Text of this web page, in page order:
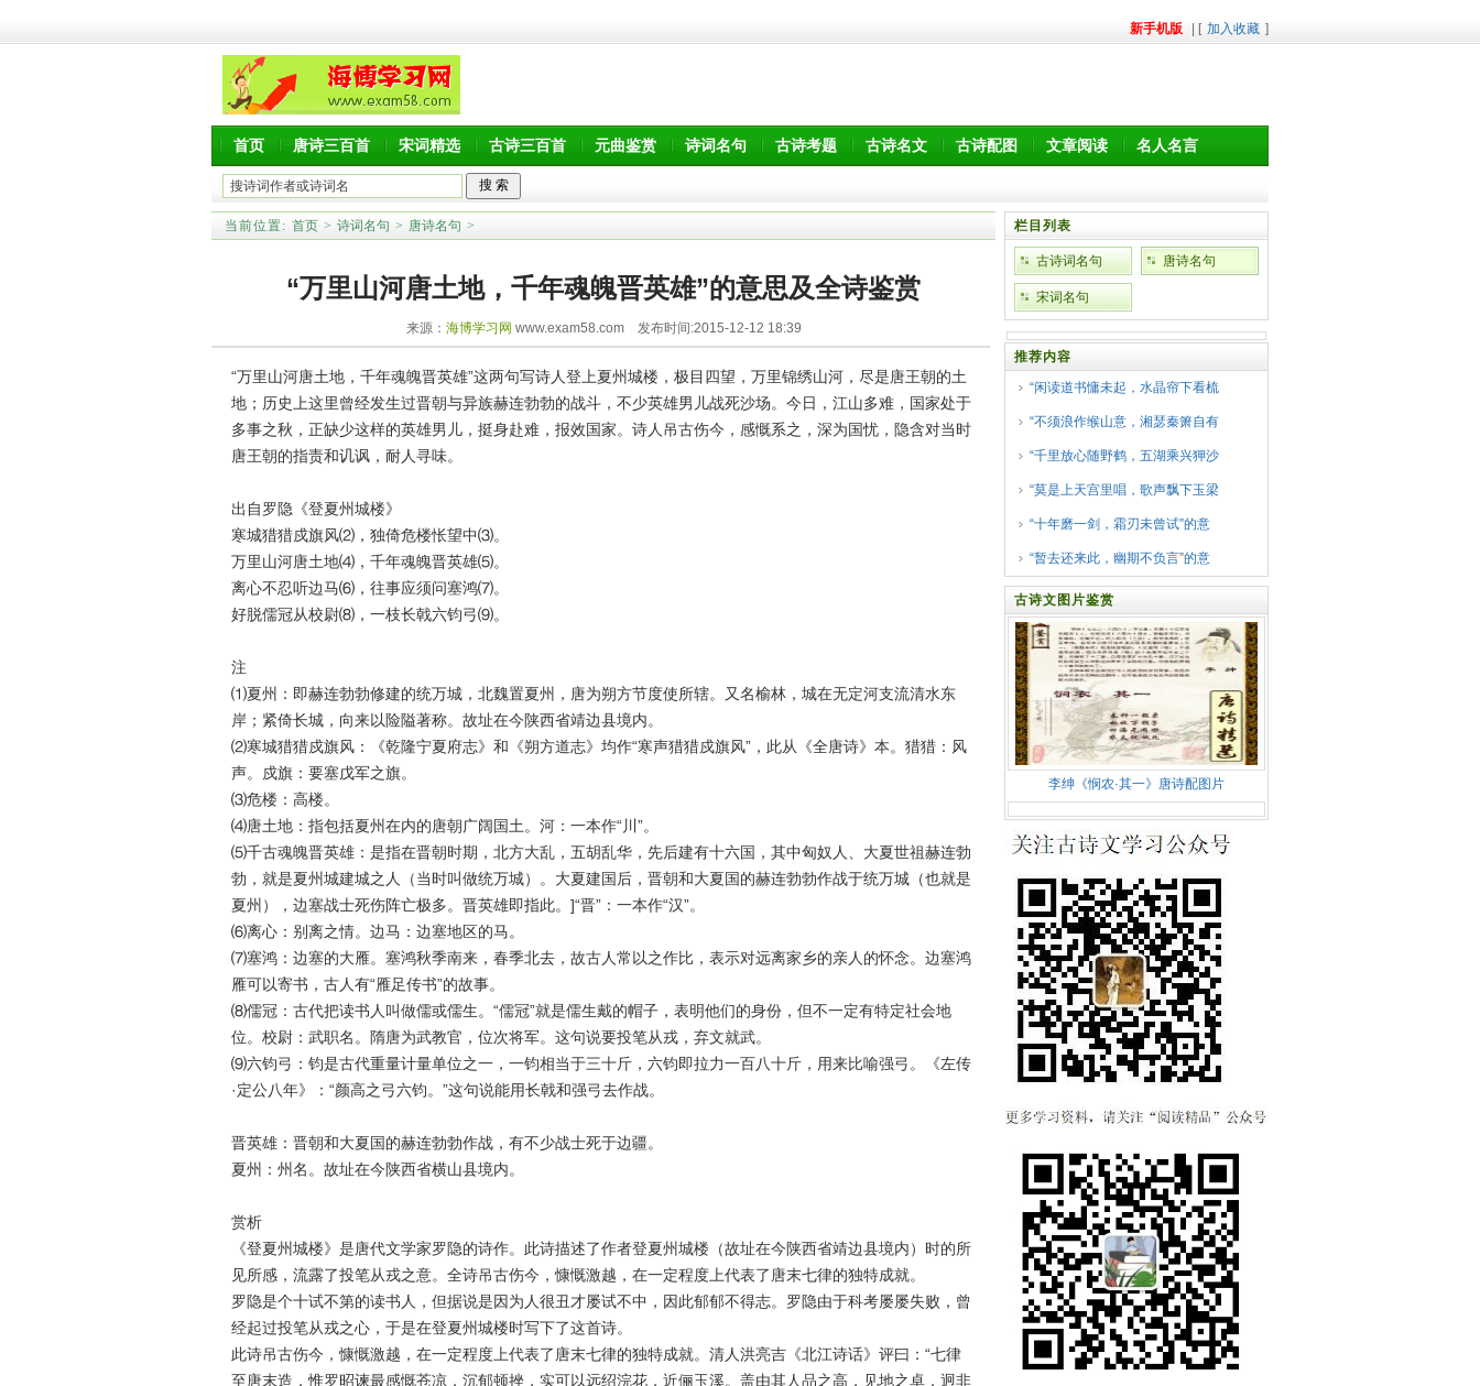
新手机版 | [ 加入收藏 ]
首页 唐诗三百首 宋词精选 古诗三百首 元曲鉴赏 诗词名句 古诗考题 古诗名文 古诗配图 文章阅读 名人名言
当前位置: 首页 > 诗词名句 > 唐诗名句 >
“万里山河唐土地，千年魂魄晋英雄”的意思及全诗鉴赏
来源： 海博学习网 www.exam58.com 发布时间:2015-12-12 18:39
“万里山河唐土地，千年魂魄晋英雄”这两句写诗人登上夏州城楼，极目四望，万里锦绣山河，尽是唐王朝的土
地；历史上这里曾经发生过晋朝与异族赫连勃勃的战斗，不少英雄男儿战死沙场。今日，江山多难，国家处于
多事之秋，正缺少这样的英雄男儿，挺身赴难，报效国家。诗人吊古伤今，感慨系之，深为国忧，隐含对当时
唐王朝的指责和讥讽，耐人寻味。
出自罗隐《登夏州城楼》
寒城猎猎戍旗风⑵，独倚危楼怅望中⑶。
万里山河唐土地⑷，千年魂魄晋英雄⑸。
离心不忍听边马⑹，往事应须问塞鸿⑺。
好脱儒冠从校尉⑻，一枝长戟六钧弓⑼。
注
⑴夏州：即赫连勃勃修建的统万城，北魏置夏州，唐为朔方节度使所辖。又名榆林，城在无定河支流清水东
岸；紧倚长城，向来以险隘著称。故址在今陕西省靖边县境内。
⑵寒城猎猎戍旗风：《乾隆宁夏府志》和《朔方道志》均作“寒声猎猎戍旗风”，此从《全唐诗》本。猎猎：风
声。戍旗：要塞戊军之旗。
⑶危楼：高楼。
⑷唐土地：指包括夏州在内的唐朝广阔国土。河：一本作“川”。
⑸千古魂魄晋英雄：是指在晋朝时期，北方大乱，五胡乱华，先后建有十六国，其中匈奴人、大夏世祖赫连勃
勃，就是夏州城建城之人（当时叫做统万城）。大夏建国后，晋朝和大夏国的赫连勃勃作战于统万城（也就是
夏州），边塞战士死伤阵亡极多。晋英雄即指此。]“晋”：一本作“汉”。
⑹离心：别离之情。边马：边塞地区的马。
⑺塞鸿：边塞的大雁。塞鸿秋季南来，春季北去，故古人常以之作比，表示对远离家乡的亲人的怀念。边塞鸿
雁可以寄书，古人有“雁足传书”的故事。
⑻儒冠：古代把读书人叫做儒或儒生。“儒冠”就是儒生戴的帽子，表明他们的身份，但不一定有特定社会地
位。校尉：武职名。隋唐为武教官，位次将军。这句说要投笔从戎，弃文就武。
⑼六钧弓：钧是古代重量计量单位之一，一钧相当于三十斤，六钧即拉力一百八十斤，用来比喻强弓。《左传
·定公八年》：“颜高之弓六钧。”这句说能用长戟和强弓去作战。
晋英雄：晋朝和大夏国的赫连勃勃作战，有不少战士死于边疆。
夏州：州名。故址在今陕西省横山县境内。
赏析
《登夏州城楼》是唐代文学家罗隐的诗作。此诗描述了作者登夏州城楼（故址在今陕西省靖边县境内）时的所
见所感，流露了投笔从戎之意。全诗吊古伤今，慷慨激越，在一定程度上代表了唐末七律的独特成就。
罗隐是个十试不第的读书人，但据说是因为人很丑才屡试不中，因此郁郁不得志。罗隐由于科考屡屡失败，曾
经起过投笔从戎之心，于是在登夏州城楼时写下了这首诗。
此诗吊古伤今，慷慨激越，在一定程度上代表了唐末七律的独特成就。清人洪亮吉《北江诗话》评曰：“七律
至唐末造，惟罗昭谏最感慨苍凉，沉郁顿挫，实可以远绍浣花，近俪玉溪。盖由其人品之高，见地之卓，迥非
栏目列表
古诗词名句 唐诗名句
宋词名句
推荐内容
“闲读道书慵未起，水晶帘下看梳
“不须浪作缑山意，湘瑟秦箫自有
“千里放心随野鹤，五湖乘兴狎沙
“莫是上天宫里唱，歌声飘下玉梁
“十年磨一剑，霜刃未曾试”的意
“暂去还来此，幽期不负言”的意
古诗文图片鉴赏
李绅《悯农·其一》唐诗配图片